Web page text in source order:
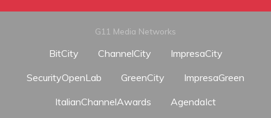
G11 Media Networks
BitCity ChannelCity
ImpresaCity
SecurityOpenLab
GreenCity
ImpresaGreen
ItalianChannelAwards
AgendaIct